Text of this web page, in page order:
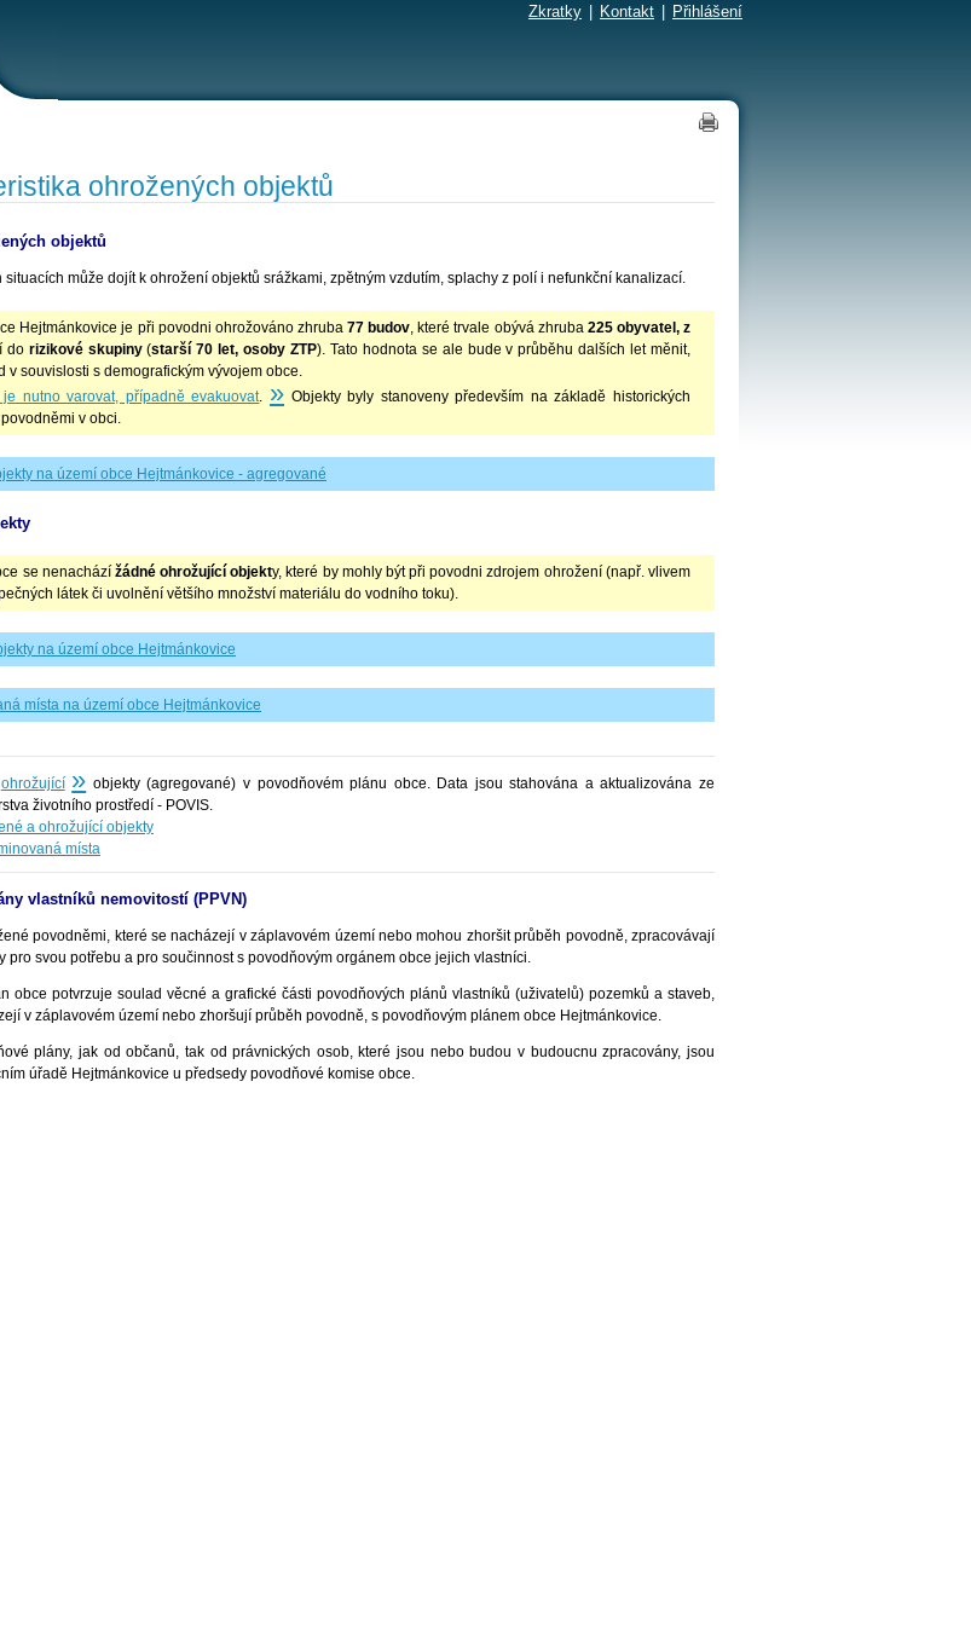
Zkratky Kontakt Přihlášení
ohrožených objektů
objektů
situacích může dojít k ohrožení objektů srážkami, zpětným vzdutím, splachy z polí i nefunkční kanalizací.
Hejtmánkovice je při povodni ohrožováno zhruba77 budov, které trvale obývá zhruba225 obyvatel, z
dorizikové skupiny(starší 70 let, osoby ZTP). Tato hodnota se ale bude v průběhu dalších let měnit,
v souvislosti s demografickým vývojem obce.
je nutno varovat, případně evakuovat. » Objekty byly stanoveny především na základě historických
v obci.
na území obce Hejtmánkovice - agregované
se nenachází žádné ohrožující objekty, které by mohly být při povodni zdrojem ohrožení (např. vlivem
látek či uvolnění většího množství materiálu do vodního toku).
na území obce Hejtmánkovice
místa na území obce Hejtmánkovice
ohrožující » objekty (agregované) v povodňovém plánu obce. Data jsou stahována a aktualizována ze
životního prostředí - POVIS.
a ohrožující objekty
místa
vlastníků nemovitostí (PPVN)
povodněmi, které se nacházejí v záplavovém území nebo mohou zhoršit průběh povodně, zpracovávají
pro svou potřebu a pro součinnost s povodňovým orgánem obce jejich vlastníci.
obce potvrzuje soulad věcné a grafické části povodňových plánů vlastníků (uživatelů) pozemků a staveb,
v záplavovém území nebo zhoršují průběh povodně, s povodňovým plánem obce Hejtmánkovice.
plány, jak od občanů, tak od právnických osob, které jsou nebo budou v budoucnu zpracovány, jsou
úřadě Hejtmánkovice u předsedy povodňové komise obce.